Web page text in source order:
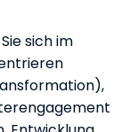
sich im